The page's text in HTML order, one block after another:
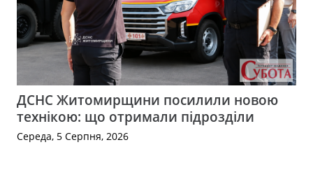
ДСНС Житомирщини посилили новою
технікою: що отримали підрозділи
Середа, 5 Серпня, 2026